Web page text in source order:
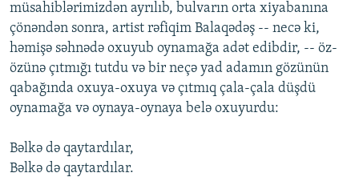
müsahiblәrimizdәn ayrılıb, bulvarın orta xiyabanına
çönәndәn sonra, artist rәfiqim Balaqәdәş -- necә ki,
hәmişә sәhnәdә oxuyub oynamağa adәt edibdir, -- öz-
özünә çıtmığı tutdu vә bir neçә yad adamın gözünün
qabağında oxuya-oxuya vә çıtmıq çala-çala düşdü
oynamağa vә oynaya-oynaya belә oxuyurdu:
Bәlkә dә qaytardılar,
Bәlkә dә qaytardılar.